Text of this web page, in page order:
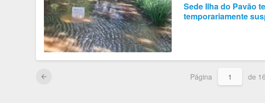
Sede Ilha do Pavão
temporariamente
arrow_back Página de